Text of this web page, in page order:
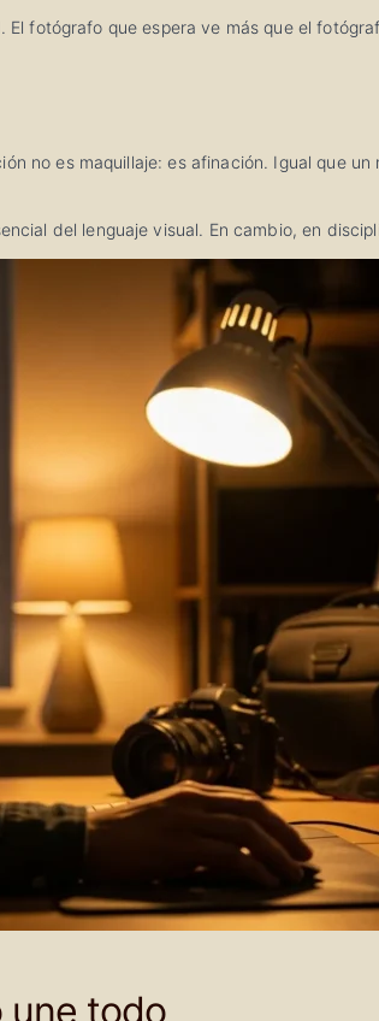
fotógrafo que espera ve más que el
no es maquillaje: es afinación. Igual que
del lenguaje visual. En cambio, en
une todo